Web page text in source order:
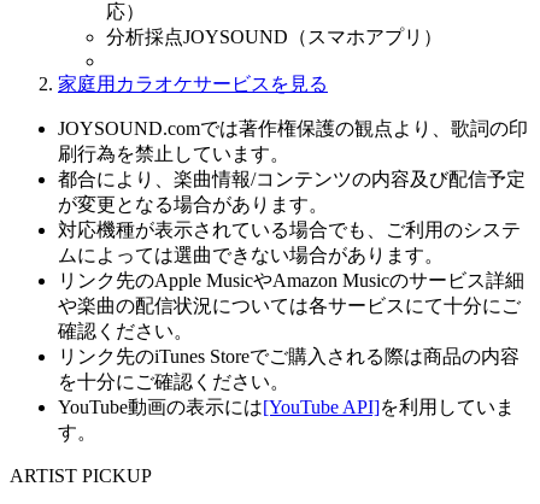
応）
分析採点JOYSOUND（スマホアプリ）
家庭用カラオケサービスを見る
JOYSOUND.comでは著作権保護の観点より、歌詞の印
刷行為を禁止しています。
都合により、楽曲情報/コンテンツの内容及び配信予定
が変更となる場合があります。
対応機種が表示されている場合でも、ご利用のシステ
ムによっては選曲できない場合があります。
リンク先のApple MusicやAmazon Musicのサービス詳細
や楽曲の配信状況については各サービスにて十分にご
確認ください。
リンク先のiTunes Storeでご購入される際は商品の内容
を十分にご確認ください。
YouTube動画の表示には[YouTube API]を利用していま
す。
ARTIST PICKUP